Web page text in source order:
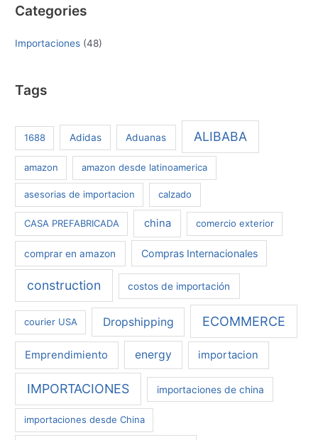
c
o
Categories
Importaciones (48)
Tags
1688 Adidas Aduanas ALIBABA
amazon amazon desde latinoamerica
asesorias de importacion calzado
CASA PREFABRICADA china comercio exterior
comprar en amazon Compras Internacionales
construction costos de importación
courier USA Dropshipping ECOMMERCE
Emprendimiento energy importacion
IMPORTACIONES importaciones de china
importaciones desde China